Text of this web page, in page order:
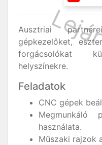
Ausztriai
gépkezelőket,
forgácsolókat
helyszínekre.
Feladatok
CNC gépek
Megmunkáló
használata.
Műszaki rajzok